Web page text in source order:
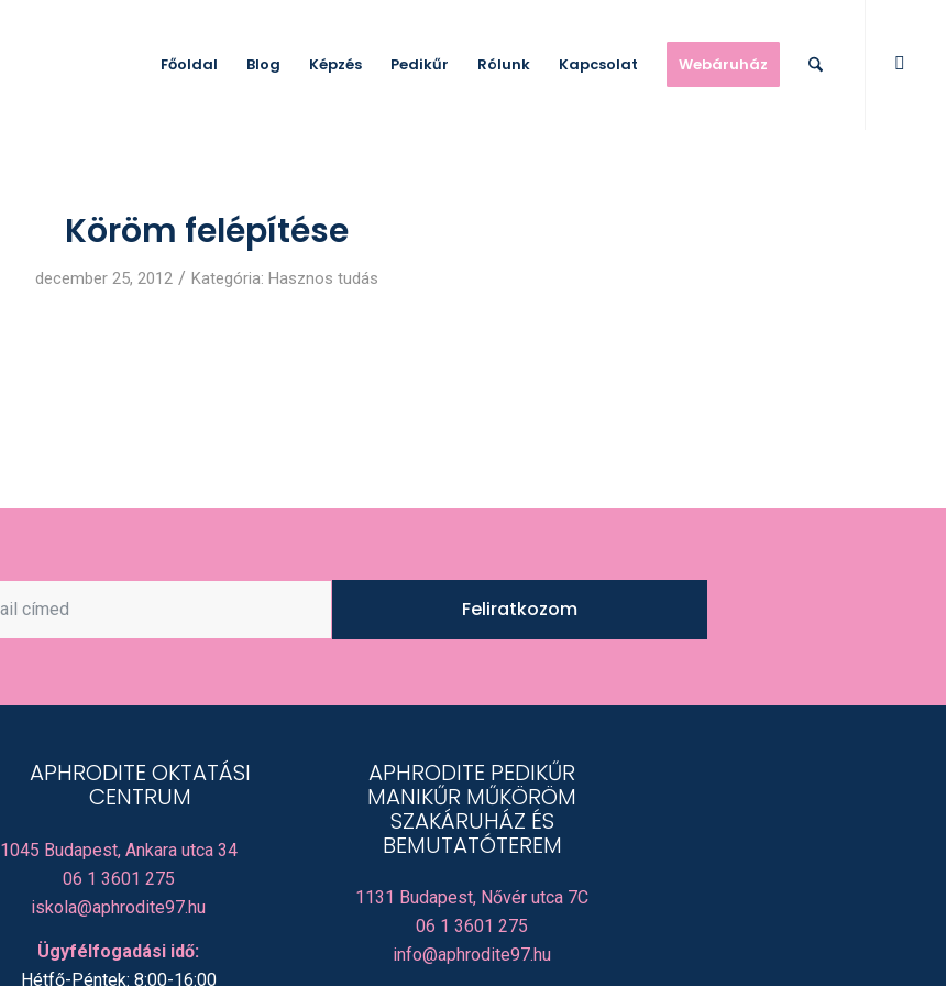
Főoldal Blog Képzés Pedikűr Rólunk Kapcsolat Webáruház
Köröm felépítése
december 25, 2012 / Kategória: Hasznos tudás
Feliratkozom
APHRODITE OKTATÁSI
CENTRUM
1045 Budapest, Ankara utca 34
06 1 3601 275
iskola@aphrodite97.hu
Ügyfélfogadási idő:
Hétfő-Péntek: 8:00-16:00
APHRODITE PEDIKŰR
MANIKŰR MŰKÖRÖM
SZAKÁRUHÁZ ÉS
BEMUTATÓTEREM
1131 Budapest, Nővér utca 7C
06 1 3601 275
info@aphrodite97.hu